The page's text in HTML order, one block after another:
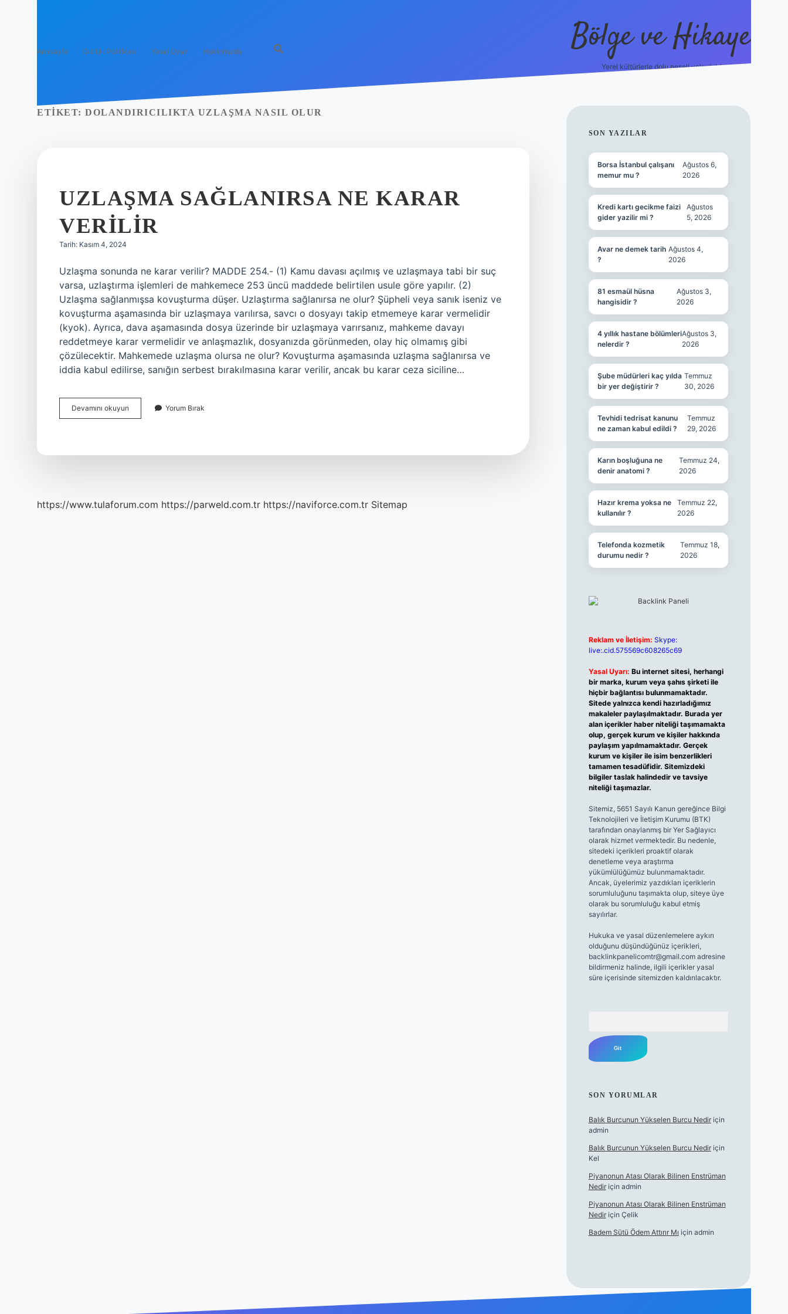
Anasayfa Gizlilik Politikası Yasal Uyarı Hakkımızda Bölge ve Hikaye
Yerel kültürlerle dolu neşeli yolculuk!
ETIKET: DOLANDIRICILIKTA UZLAŞMA NASIL OLUR
UZLAŞMA SAĞLANIRSA NE KARAR
VERILIR
Tarih: Kasım 4, 2024
Uzlaşma sonunda ne karar verilir? MADDE 254.- (1) Kamu davası açılmış ve uzlaşmaya tabi bir suç
varsa, uzlaştırma işlemleri de mahkemece 253 üncü maddede belirtilen usule göre yapılır. (2)
Uzlaşma sağlanmışsa kovuşturma düşer. Uzlaştırma sağlanırsa ne olur? Şüpheli veya sanık iseniz ve
kovuşturma aşamasında bir uzlaşmaya varılırsa, savcı o dosyayı takip etmemeye karar vermelidir
(kyok). Ayrıca, dava aşamasında dosya üzerinde bir uzlaşmaya varırsanız, mahkeme davayı
reddetmeye karar vermelidir ve anlaşmazlık, dosyanızda görünmeden, olay hiç olmamış gibi
çözülecektir. Mahkemede uzlaşma olursa ne olur? Kovuşturma aşamasında uzlaşma sağlanırsa ve
iddia kabul edilirse, sanığın serbest bırakılmasına karar verilir, ancak bu karar ceza siciline…
Devamını okuyun Uzlaşma
Sağlanırsa
Yorum Bırak
https://www.tulaforum.com https://parweld.com.tr https://naviforce.com.tr Sitemap
SIDEBAR
SON YAZILAR
Borsa İstanbul çalışanı
memur mu ?
Ağustos 6,
2026
Kredi kartı gecikme faizi
gider yazilir mi ?
Ağustos
5, 2026
Avar ne demek tarih
?
Ağustos 4,
2026
81 esmaül hüsna
hangisidir ?
Ağustos 3,
2026
4 yıllık hastane bölümleri
nelerdir ?
Ağustos 3,
2026
Şube müdürleri kaç yılda
bir yer değiştirir ?
Temmuz
30, 2026
Tevhidi tedrisat kanunu
ne zaman kabul edildi ?
Temmuz
29, 2026
Karın boşluğuna ne
denir anatomi ?
Temmuz 24,
2026
Hazır krema yoksa ne
kullanılır ?
Temmuz 22,
2026
Telefonda kozmetik
durumu nedir ?
Temmuz 18,
2026
Reklam ve İletişim: Skype:
live:.cid.575569c608265c69
Yasal Uyarı: Bu internet sitesi, herhangi
bir marka, kurum veya şahıs şirketi ile
hiçbir bağlantısı bulunmamaktadır.
Sitede yalnızca kendi hazırladığımız
makaleler paylaşılmaktadır. Burada yer
alan içerikler haber niteliği taşımamakta
olup, gerçek kurum ve kişiler hakkında
paylaşım yapılmamaktadır. Gerçek
kurum ve kişiler ile isim benzerlikleri
tamamen tesadüfidir. Sitemizdeki
bilgiler taslak halindedir ve tavsiye
niteliği taşımazlar.
Sitemiz, 5651 Sayılı Kanun gereğince Bilgi
Teknolojileri ve İletişim Kurumu (BTK)
tarafından onaylanmış bir Yer Sağlayıcı
olarak hizmet vermektedir. Bu nedenle,
sitedeki içerikleri proaktif olarak
denetleme veya araştırma
yükümlülüğümüz bulunmamaktadır.
Ancak, üyelerimiz yazdıkları içeriklerin
sorumluluğunu taşımakta olup, siteye üye
olarak bu sorumluluğu kabul etmiş
sayılırlar.
Hukuka ve yasal düzenlemelere aykırı
olduğunu düşündüğünüz içerikleri,
backlinkpanelicomtr@gmail.comadresine
bildirmeniz halinde, ilgili içerikler yasal
süre içerisinde sitemizden kaldırılacaktır.
SON YORUMLAR
Balık Burcunun Yükselen Burcu Nediriçin
admin
Balık Burcunun Yükselen Burcu Nediriçin
Kel
Piyanonun Atası Olarak Bilinen Enstrüman
Nediriçin admin
Piyanonun Atası Olarak Bilinen Enstrüman
Nediriçin Çelik
Badem Sütü Ödem Attırır Mı için admin
grand opera